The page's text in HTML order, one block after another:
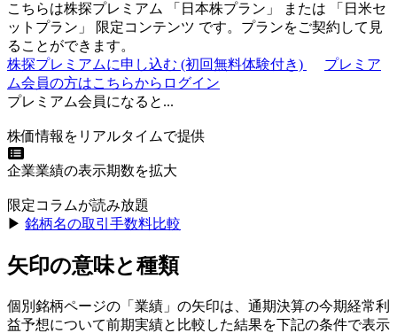
こちらは株探プレミアム 「 日本株プラン 」 または 「 日米セ
ットプラン 」 限定コンテンツ です。プランをご契約して見
ることができます。
株探プレミアムに申し込む (初回無料体験付き)
プレミア
ム会員の方はこちらからログイン
プレミアム会員になると...
株価情報をリアルタイムで提供
企業業績の表示期数を拡大
限定コラムが読み放題
▶︎ 銘柄名の取引手数料比較
矢印の意味と種類
個別銘柄ページの「業績」の矢印は、通期決算の今期経常利
益予想について前期実績と比較した結果を下記の条件で表示